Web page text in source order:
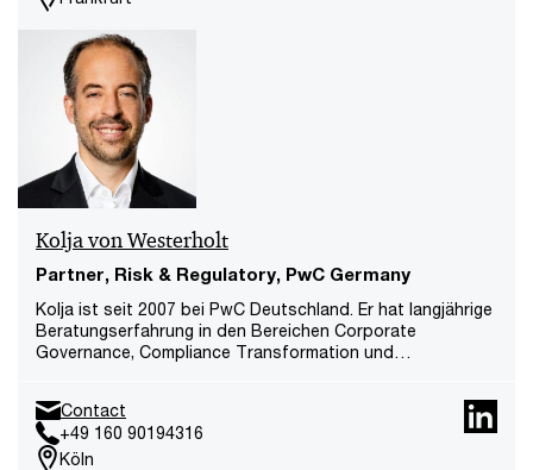
Kolja von Westerholt
Partner, Risk & Regulatory, PwC Germany
Kolja ist seit 2007 bei PwC Deutschland. Er hat langjährige
Beratungserfahrung in den Bereichen Corporate
Governance, Compliance Transformation und
Betrieb von Produkt Compliance Management Systemen
spezialisiert.
Contact
+49 160 90194316
Köln